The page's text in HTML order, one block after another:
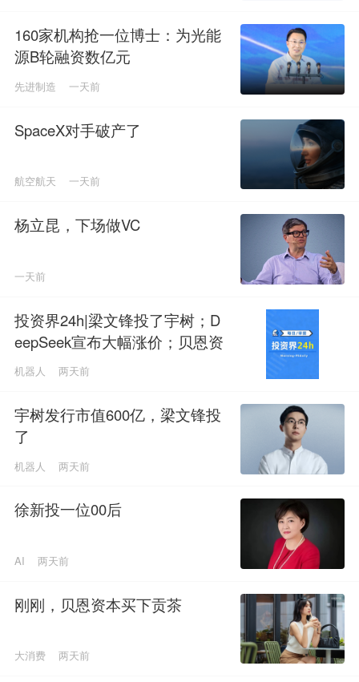
160家机构抢一位博士：为光能
源B轮融资数亿元
先进制造 一天前
SpaceX对手破产了
航空航天 一天前
杨立昆，下场做VC
一天前
投资界24h|梁文锋投了宇树；D
eepSeek宣布大幅涨价；贝恩资
本买下贡茶
机器人 两天前
宇树发行市值600亿，梁文锋投
了
机器人 两天前
徐新投一位00后
AI 两天前
刚刚，贝恩资本买下贡茶
大消费 两天前